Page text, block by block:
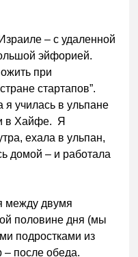
– с удаленной
эйфорией.
при
стартапов”.
я училась в ульпане
в Хайфе. Я
ехала в ульпан,
домой – и работала
между двумя
половине дня (мы
подростками из
– после обеда.